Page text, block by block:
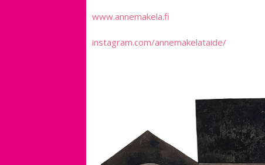
www.annemakela.fi
instagram.com/annemakelataide/